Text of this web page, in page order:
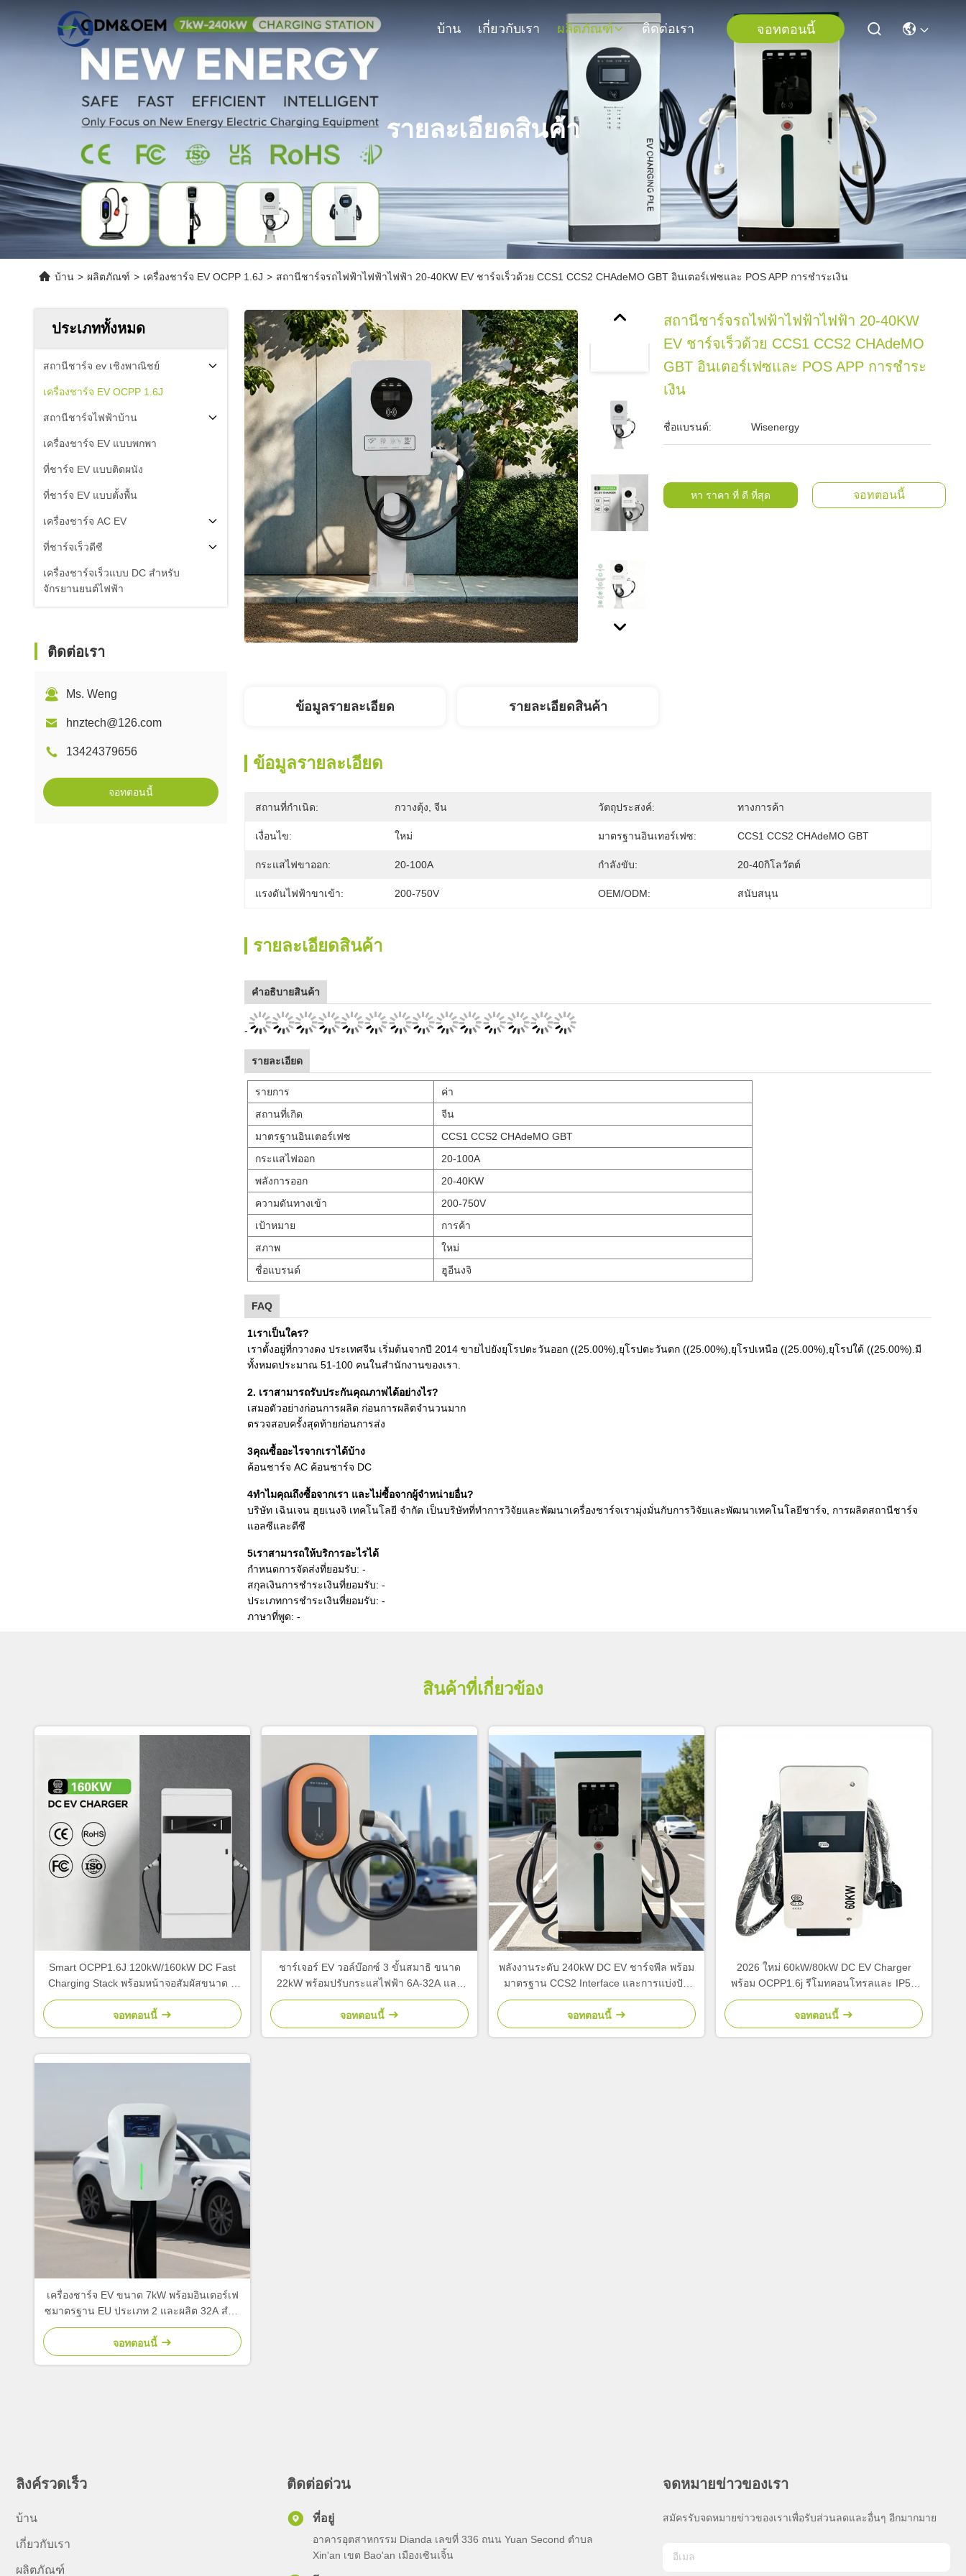
บ้าน เกี่ยวกับเรา ผลิตภัณฑ์ ติดต่อเรา จอทตอนนี้
รายละเอียดสินค้า
บ้าน > ผลิตภัณฑ์ > เครื่องชาร์จ EV OCPP 1.6J > สถานีชาร์จรถไฟฟ้าไฟฟ้าไฟฟ้า 20-40KW EV ชาร์จเร็วด้วย CCS1 CCS2 CHAdeMO GBT อินเตอร์เฟซและ POS APP การชําระเงิน
ประเภททั้งหมด
สถานีชาร์จ ev เชิงพาณิชย์
เครื่องชาร์จ EV OCPP 1.6J
สถานีชาร์จไฟฟ้าบ้าน
เครื่องชาร์จ EV แบบพกพา
ที่ชาร์จ EV แบบติดผนัง
ที่ชาร์จ EV แบบตั้งพื้น
เครื่องชาร์จ AC EV
ที่ชาร์จเร็วดีซี
เครื่องชาร์จเร็วแบบ DC สําหรับ
จักรยานยนต์ไฟฟ้า
ติดต่อเรา
Ms. Weng
hnztech@126.com
13424379656
จอทตอนนี้
สถานีชาร์จรถไฟฟ้าไฟฟ้าไฟฟ้า 20-40KW
EV ชาร์จเร็วด้วย CCS1 CCS2 CHAdeMO
GBT อินเตอร์เฟซและ POS APP การชําระ
เงิน
ชื่อแบรนด์: Wisenergy
หา ราคา ที่ ดี ที่สุด จอทตอนนี้
ข้อมูลรายละเอียด รายละเอียดสินค้า
ข้อมูลรายละเอียด
สถานที่กำเนิด: กวางตุ้ง, จีน วัตถุประสงค์: ทางการค้า
เงื่อนไข: ใหม่ มาตรฐานอินเทอร์เฟซ: CCS1 CCS2 CHAdeMO GBT
กระแสไฟขาออก: 20-100A กำลังขับ: 20-40กิโลวัตต์
แรงดันไฟฟ้าขาเข้า: 200-750V OEM/ODM: สนับสนุน
รายละเอียดสินค้า
คําอธิบายสินค้า
-
รายละเอียด
รายการ
ค่า
สถานที่เกิด
จีน
มาตรฐานอินเตอร์เฟซ
CCS1 CCS2 CHAdeMO GBT
กระแสไฟออก
20-100A
พลังการออก
20-40KW
ความดันทางเข้า
200-750V
เป้าหมาย
การค้า
สภาพ
ใหม่
ชื่อแบรนด์
ฮูอีนงจิ
FAQ
1เราเป็นใคร?
เราตั้งอยู่ที่กวางดง ประเทศจีน เริ่มต้นจากปี 2014 ขายไปยังยุโรปตะวันออก ((25.00%),ยุโรปตะวันตก ((25.00%),ยุโรปเหนือ ((25.00%),ยุโรปใต้ ((25.00%).มี
ทั้งหมดประมาณ 51-100 คนในสํานักงานของเรา.
2. เราสามารถรับประกันคุณภาพได้อย่างไร?
เสมอตัวอย่างก่อนการผลิต ก่อนการผลิตจํานวนมาก
ตรวจสอบครั้งสุดท้ายก่อนการส่ง
3คุณซื้ออะไรจากเราได้บ้าง
ค้อนชาร์จ AC ค้อนชาร์จ DC
4ทําไมคุณถึงซื้อจากเรา และไม่ซื้อจากผู้จําหน่ายอื่น?
บริษัท เฉินเจน ฮุยเนงจิ เทคโนโลยี จํากัด เป็นบริษัทที่ทําการวิจัยและพัฒนาเครื่องชาร์จเรามุ่งมั่นกับการวิจัยและพัฒนาเทคโนโลยีชาร์จ, การผลิตสถานีชาร์จ
แอลซีและดีซี
5เราสามารถให้บริการอะไรได้
กําหนดการจัดส่งที่ยอมรับ: -
สกุลเงินการชําระเงินที่ยอมรับ: -
ประเภทการชําระเงินที่ยอมรับ: -
ภาษาที่พูด: -
สินค้าที่เกี่ยวข้อง
Smart OCPP1.6J 120kW/160kW DC Fast
Charging Stack พร้อมหน้าจอสัมผัสขนาด 7
นิ้ว และเครื่องเชื่อมสองสาย CCS2/GBT สําห
รับการชาร์จรถยนต์สาธารณะ
จอทตอนนี้
ชาร์เจอร์ EV วอล์บ๊อกซ์ 3 ขั้นสมาธิ ขนาด
22kW พร้อมปรับกระแสไฟฟ้า 6A-32A และ
APP Control WiFi RFID สําหรับบ้านและ
โรงรถ
จอทตอนนี้
พลังงานระดับ 240kW DC EV ชาร์จพีล พร้อม
มาตรฐาน CCS2 Interface และการแบ่งปัน
พลังงานแบบสมาธิสําหรับรถบัสไฟฟ้าและรถ
บรรทุก
จอทตอนนี้
2026 ใหม่ 60kW/80kW DC EV Charger
พร้อม OCPP1.6j รีโมทคอนโทรลและ IP55
กันน้ำ Fast CHARGING Station สำหรับ
โรงแรม
จอทตอนนี้
เครื่องชาร์จ EV ขนาด 7kW พร้อมอินเตอร์เฟ
ซมาตรฐาน EU ประเภท 2 และผลิต 32A สําห
รับการใช้ในบ้านและการค้า
จอทตอนนี้
ลิงค์รวดเร็ว
บ้าน
เกี่ยวกับเรา
ผลิตภัณฑ์
ติดต่อด่วน
ที่อยู่
อาคารอุตสาหกรรม Dianda เลขที่ 336 ถนน Yuan Second ตำบล
Xin'an เขต Bao'an เมืองเซินเจิ้น
จดหมายข่าวของเรา
สมัครรับจดหมายข่าวของเราเพื่อรับส่วนลดและอื่นๆ อีกมากมาย